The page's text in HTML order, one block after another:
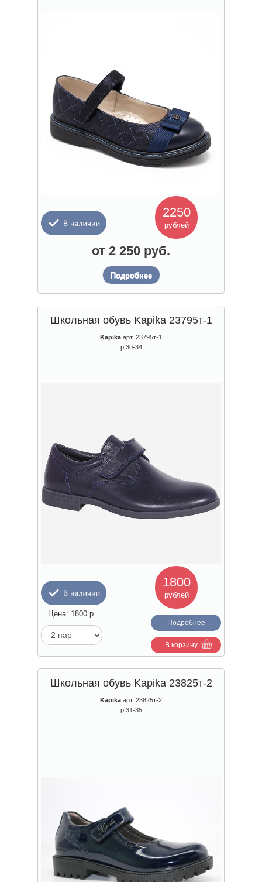
2250
рублей
от 2 250 руб.
Подробнее
Школьная обувь Kapika 23795т-1
Kapika арт. 23795т-1
р.30-34
1800
рублей
Цена: 1800р.
Подробнее
В корзину
Школьная обувь Kapika 23825т-2
Kapika арт. 23825т-2
р.31-35